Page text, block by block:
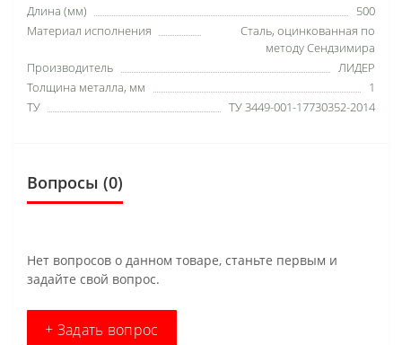
Длина (мм)
500
Материал исполнения
Сталь, оцинкованная по
методу Сендзимира
Производитель
ЛИДЕР
Толщина металла, мм
1
ТУ
ТУ 3449-001-17730352-2014
Вопросы (0)
Нет вопросов о данном товаре, станьте первым и
задайте свой вопрос.
+ Задать вопрос